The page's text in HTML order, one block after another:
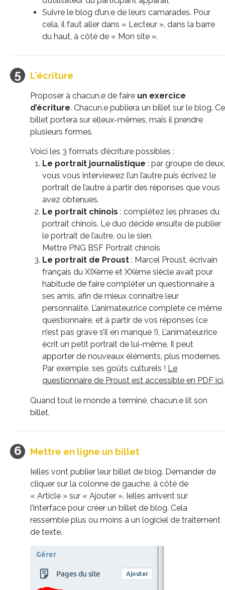
Suivre le blog d’un.e de leurs camarades. Pour
cela, il faut aller dans « Lecteur », dans la barre
du haut, à côté de « Mon site ».
L'écriture
Proposer à chacun.e de faire un exercice
d’écriture. Chacun.e publiera un billet sur le blog. Ce
billet portera sur elleux-mêmes, mais il prendre
plusieurs formes.
Voici les 3 formats d’écriture possibles :
Le portrait journalistique : par groupe de deux,
vous vous interviewez l’un l’autre puis écrivez le
portrait de l’autre à partir des réponses que vous
avez obtenues.
Le portrait chinois : complétez les phrases du
portrait chinois. Le duo décide ensuite de publier
le portrait de l’autre, ou le sien.
Mettre PNG BSF Portrait chinois
Le portrait de Proust : Marcel Proust, écrivain
français du XIXème et XXème siècle avait pour
habitude de faire compléter un questionnaire à
ses amis, afin de mieux connaître leur
personnalité. L’animateur.rice complète ce même
questionnaire, et à partir de vos réponses (ce
n’est pas grave s’il en manque !), L’animateur.rice
écrit un petit portrait de lui-même. Il peut
apporter de nouveaux éléments, plus modernes.
Par exemple, ses goûts culturels ! Le
questionnaire de Proust est accessible en PDF ici.
Quand tout le monde a terminé, chacun.e lit son
billet.
Mettre en ligne un billet
Ielles vont publier leur billet de blog. Demander de
cliquer sur la colonne de gauche, à côté de
« Article » sur « Ajouter ». Ielles arrivent sur
l’interface pour créer un billet de blog. Cela
ressemble plus ou moins à un logiciel de traitement
de texte.